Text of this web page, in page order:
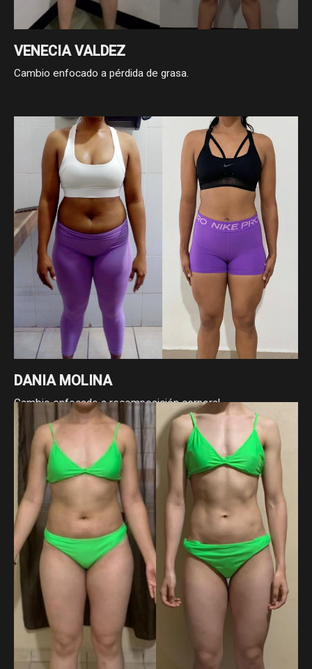
VENECIA VALDEZ
Cambio enfocado a pérdida de grasa.
DANIA MOLINA
Cambio enfocado a recomposición corporal